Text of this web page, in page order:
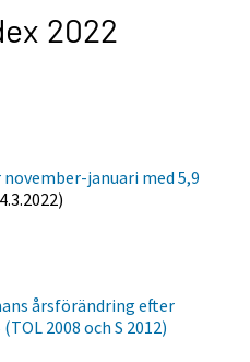
2022
januari med 5,9
årsförändring efter
2008 och S 2012)